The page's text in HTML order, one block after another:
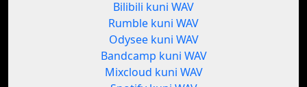
Bilibili kuni WAV
Rumble kuni WAV
Odysee kuni WAV
Bandcamp kuni WAV
Mixcloud kuni WAV